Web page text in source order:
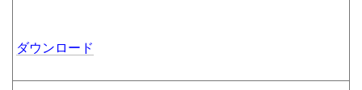
ダウンロード